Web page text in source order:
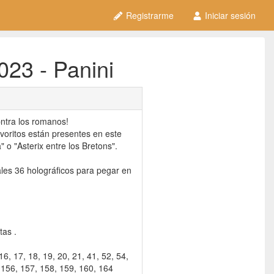
Registrarme Iniciar sesión
- Panini
los romanos!
están presentes en este
o "Asterix entre los Bretons".
36 holográficos para pegar en
.
17, 18, 19, 20, 21, 41, 52, 54,
157, 158, 159, 160, 164